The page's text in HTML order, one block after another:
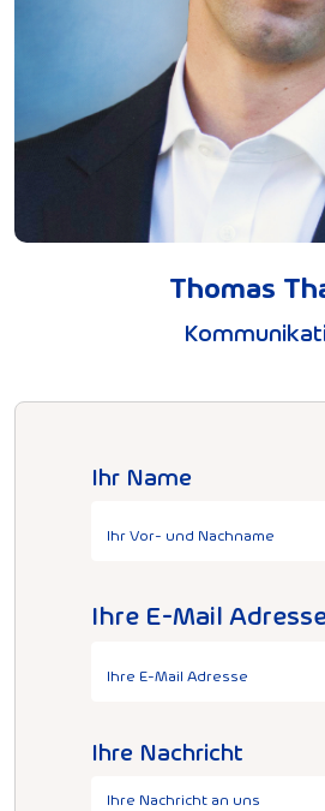
Thomas
Ihr Name
Ihre E-Mail
Ihre Nachricht